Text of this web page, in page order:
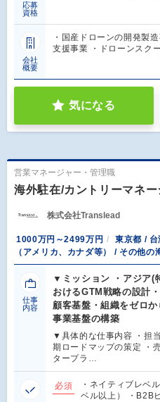
応募
資格
会社
概要
・国産ドローンの開発製
支援事業 ・ドローンスク
気になる
営業マネージャー・管理職
海外駐在/カントリーマネ
株式会社Translead
1000万円～2499万円
東京都 /
（アメリカ、カナダ等） / その他の
仕事
内容
▼ミッション ・アジア(
おけるGTM戦略の設計
顧客基盤・組織をゼロ
事業基盤の構築
▼具体的な仕事内容 ・担
期ロードマップの策定 ・
タープラ…
必須
・ネイティブレベ
ベル以上） ・B2B